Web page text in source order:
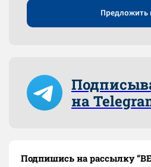
Предложить
на
Подпишись на рассылку